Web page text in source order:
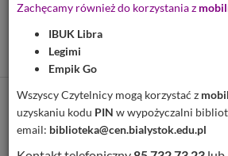
elementami
Cytuj
Dodaj na Twoją
Zachęcamy również do korzystania z
IBUK Libra
Legimi
Empik Go
Wszyscy Czytelnicy mogą korzystać z
uzyskaniu kodu PIN w wypożyczalni
email: biblioteka@cen.bialystok.edu.pl